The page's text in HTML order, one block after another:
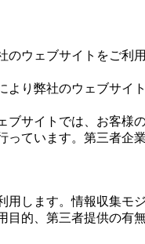
ウェブサイトをご利
り弊社のウェブサイ
サイトでは、お客様
ています。第三者
します。情報収集モ
的、第三者提供の有